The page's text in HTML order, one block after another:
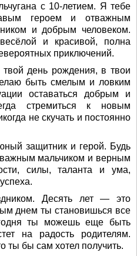
с 10-летием. Я тебе
героем и отважным
и добрым человеком.
и красивой, полна
приключений.
день рождения, в твои
быть смелым и ловким
оставаться добрым и
стремиться к новым
не скучать и постоянно
защитник и герой. Будь
мальчиком и верным
силы, таланта и ума,
Десять лет — это
днем ты становишься все
ты можешь еще быть
на радость родителям.
ты бы сам хотел получить.